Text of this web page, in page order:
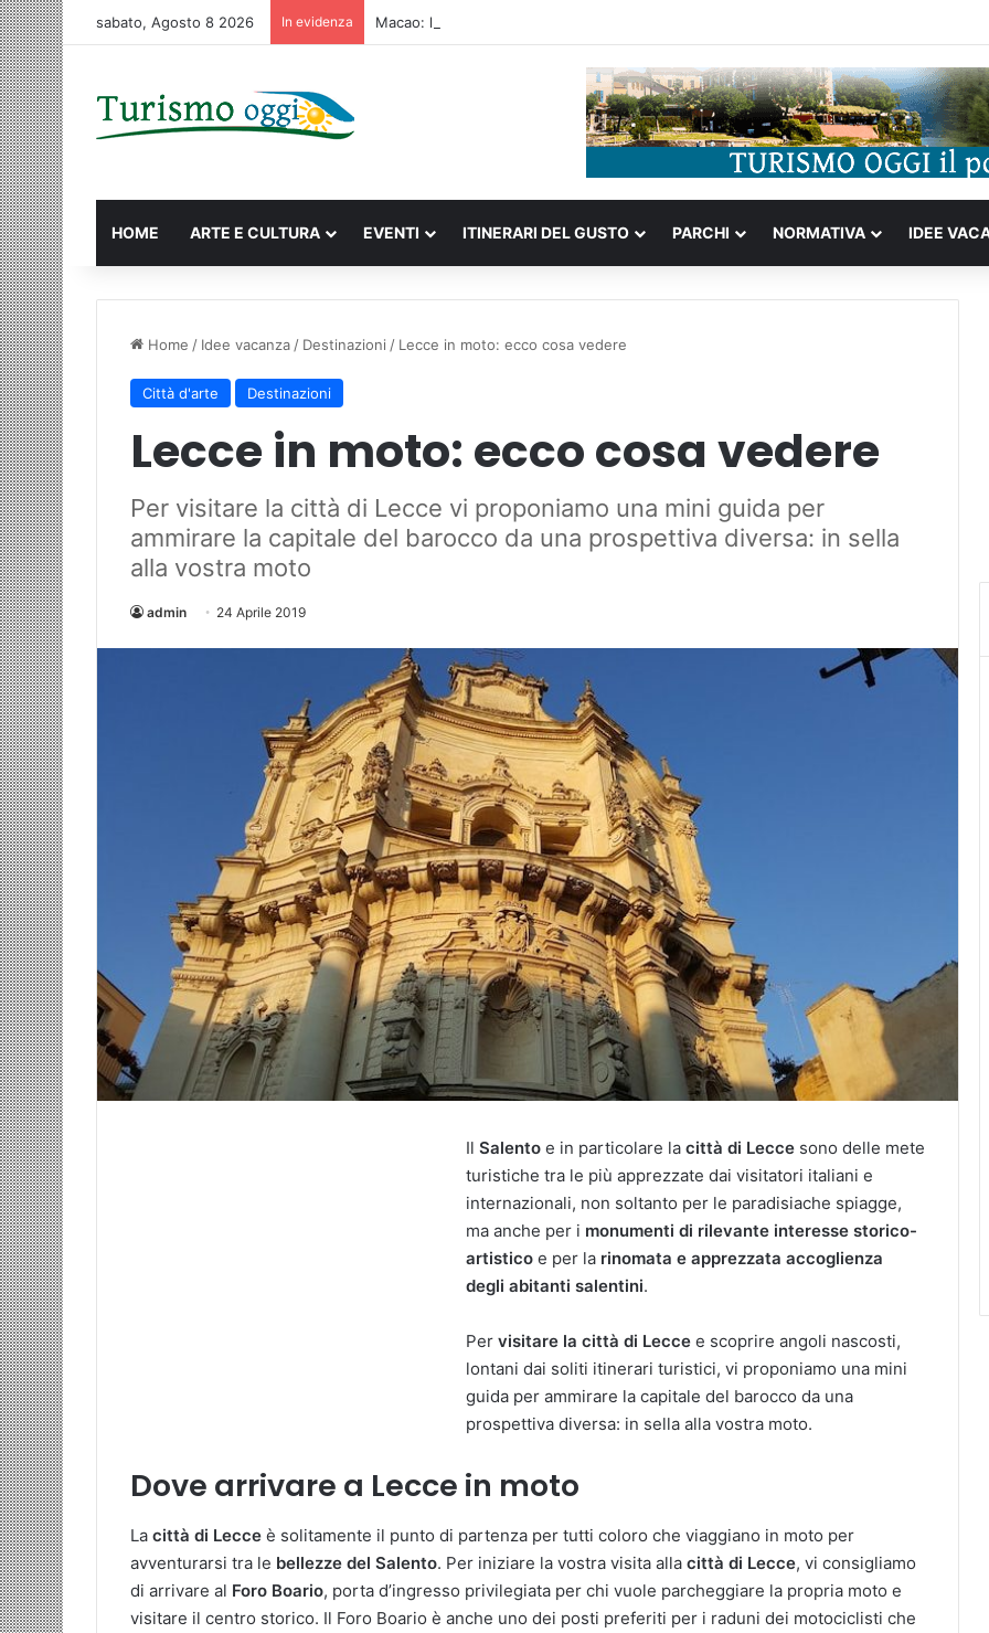
sabato, Agosto 8 2026 In evidenza Macao: la guida completa tra storia portoghese, casinò futuristici e cucina unica d’Asia
HOME ARTE E CULTURA EVENTI ITINERARI DEL GUSTO PARCHI NORMATIVA IDEE
Home / Idee vacanza / Destinazioni / Lecce in moto: ecco cosa vedere
Città d'arte Destinazioni
Lecce in moto: ecco cosa vedere
Per visitare la città di Lecce vi proponiamo una mini guida per
ammirare la capitale del barocco da una prospettiva diversa: in sella
alla vostra moto
admin 24 Aprile 2019
Il Salento e in particolare la città di Lecce sono delle mete
turistiche tra le più apprezzate dai visitatori italiani e
internazionali, non soltanto per le paradisiache spiagge,
ma anche per i monumenti di rilevante interesse storico-
artistico e per la rinomata e apprezzata accoglienza
degli abitanti salentini.
Per visitare la città di Lecce e scoprire angoli nascosti,
lontani dai soliti itinerari turistici, vi proponiamo una mini
guida per ammirare la capitale del barocco da una
prospettiva diversa: in sella alla vostra moto.
Dove arrivare a Lecce in moto
La città di Lecce è solitamente il punto di partenza per tutti coloro che viaggiano in moto per
avventurarsi tra le bellezze del Salento. Per iniziare la vostra visita alla città di Lecce, vi consigliamo
di arrivare al Foro Boario, porta d’ingresso privilegiata per chi vuole parcheggiare la propria moto e
visitare il centro storico. Il Foro Boario è anche uno dei posti preferiti per i raduni dei motociclisti che